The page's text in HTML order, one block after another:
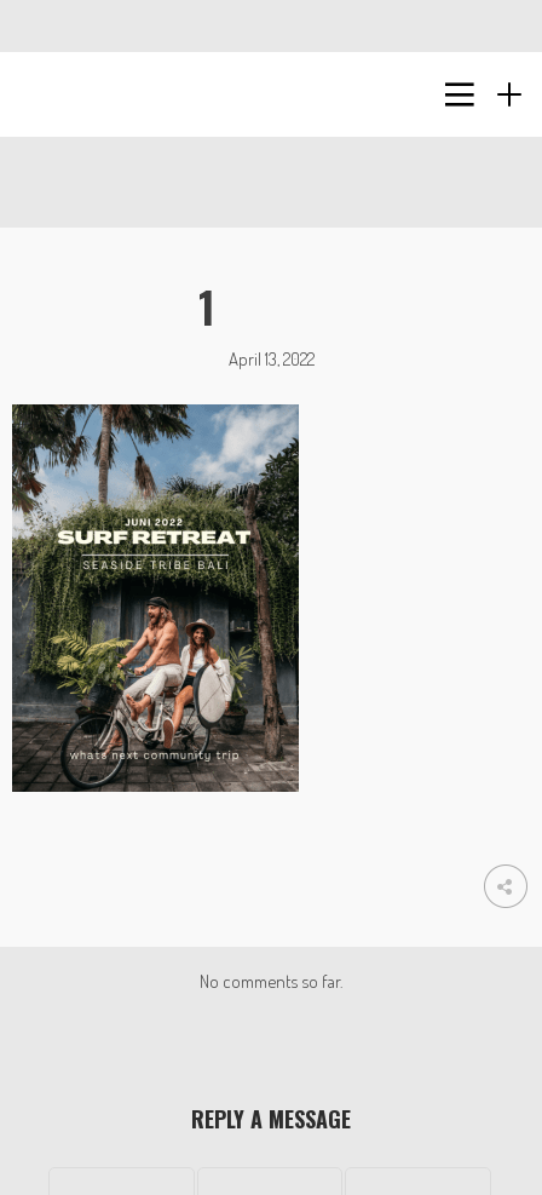
1
April 13, 2022
No comments so far.
REPLY A MESSAGE